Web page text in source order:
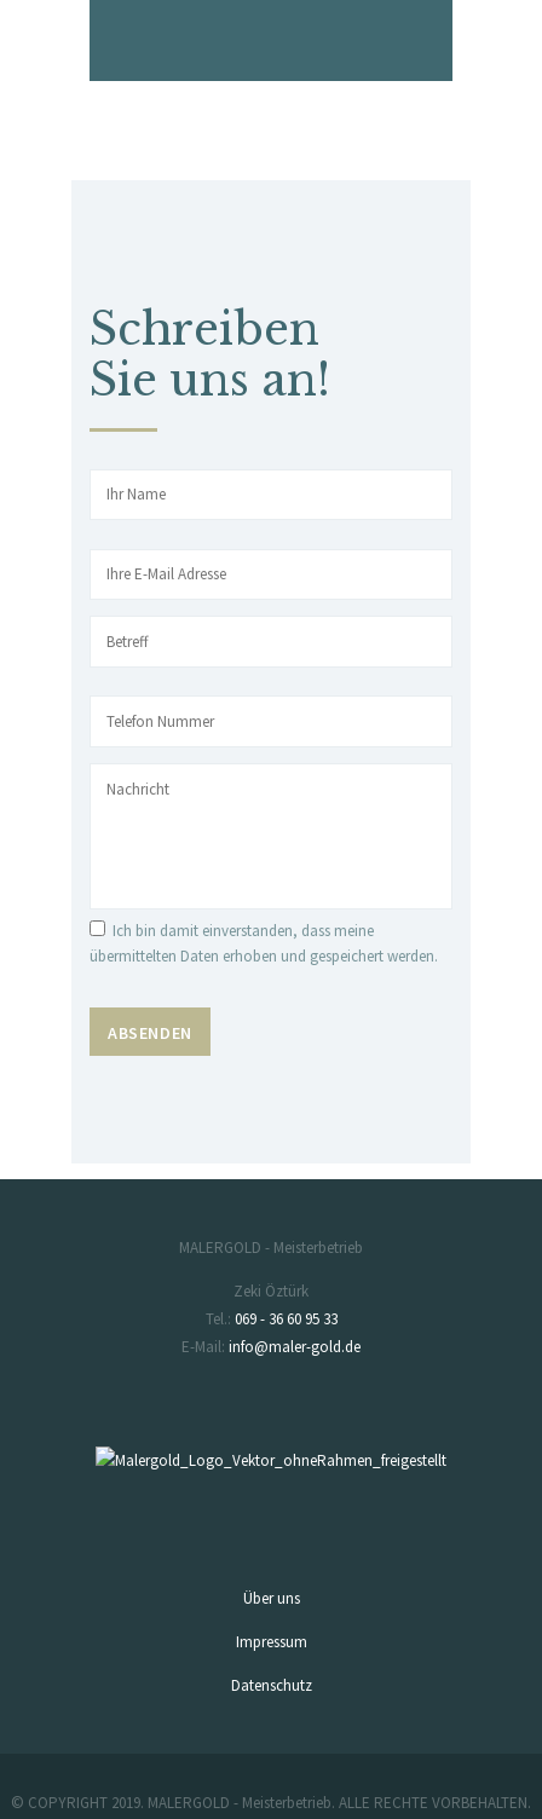
Schreiben
Sie uns an!
Ich bin damit einverstanden, dass meine
übermittelten Daten erhoben und gespeichert werden.
MALERGOLD - Meisterbetrieb
Zeki Öztürk
Tel.: 069 - 36 60 95 33
E-Mail: info@maler-gold.de
Über uns
Impressum
Datenschutz
© COPYRIGHT 2019. MALERGOLD - Meisterbetrieb. ALLE RECHTE VORBEHALTEN.